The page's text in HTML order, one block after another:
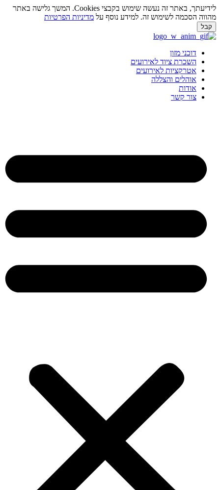
לידיעתך, באתר זה נעשה שימוש בקבצי Cookies. המשך גלישה באתר
הסכמה לשימוש זה. למידע נוסף עלמדיניות הפרטיות
קבל
דוכני מזון
השכרת ציוד לאירועים
אטרקציות לאירועים
אוהלים והצללה
אודות
צור קשר